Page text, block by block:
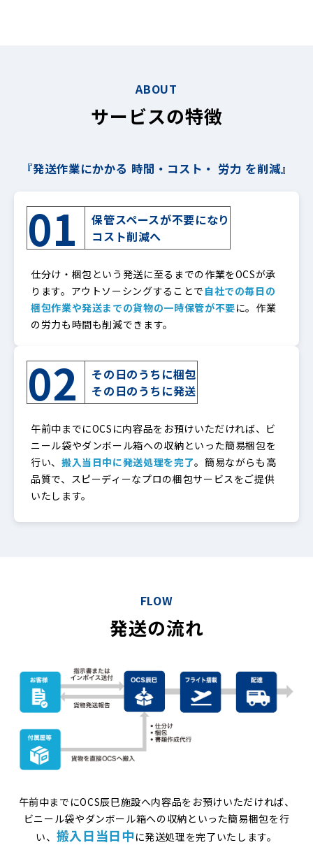
ABOUT
サービスの特徴
『発送作業にかかる 時間・コスト・ 労力 を削減』
01
保管スペースが不要になり
コスト削減へ
仕分け・梱包という発送に至るまでの作業をOCSが承
ります。アウトソーシングすることで 自社での毎日の
梱包作業や発送までの貨物の一時保管が不要に。作業
の労力も時間も削減できます。
02
その日のうちに梱包
その日のうちに発送
午前中までにOCSに内容品をお預けいただければ、ビ
ニール袋やダンボール箱への収納といった簡易梱包を
行い、 搬入当日中に発送処理を完了。簡易ながらも高
品質で、スピーディーなプロの梱包サービスをご提供
いたします。
FLOW
発送の流れ
午前中までにOCS辰巳施設へ内容品をお預けいただければ、
ビニール袋やダンボール箱への収納といった簡易梱包を行
い、 搬入日当日中 に発送処理を完了いたします。